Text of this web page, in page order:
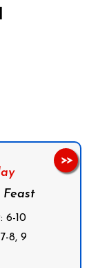
Feast
6-10
8, 9
>>